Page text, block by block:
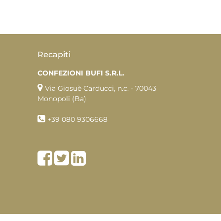
Recapiti
CONFEZIONI BUFI S.R.L.
Via Giosuè Carducci, n.c. - 70043
Monopoli (Ba)
+39 080 9306668
Facebook
TwitterLinkedIn